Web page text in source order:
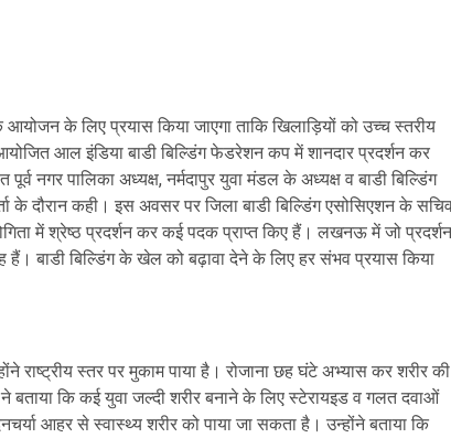
आयोजन के लिए प्रयास किया जाएगा ताकि खिलाड़ियों को उच्च स्तरीय
आल इंडिया बाडी बिल्डिंग फेडरेशन कप में शानदार प्रदर्शन कर
नगर पालिका अध्यक्ष, नर्मदापुर युवा मंडल के अध्यक्ष व बाडी बिल्डिंग
दौरान कही। इस अवसर पर जिला बाडी बिल्डिंग एसोसिएशन के
में श्रेष्ठ प्रदर्शन कर कई पदक प्राप्त किए हैं। लखनऊ में जो प्रदर्शन
हैं। बाडी बिल्डिंग के खेल को बढ़ावा देने के लिए हर संभव प्रयास किया
राष्ट्रीय स्तर पर मुकाम पाया है। रोजाना छह घंटे अभ्यास कर शरीर की
ने बताया कि कई युवा जल्दी शरीर बनाने के लिए स्टेरायइड व गलत दवाओं
आहर से स्वास्थ्य शरीर को पाया जा सकता है। उन्होंने बताया कि